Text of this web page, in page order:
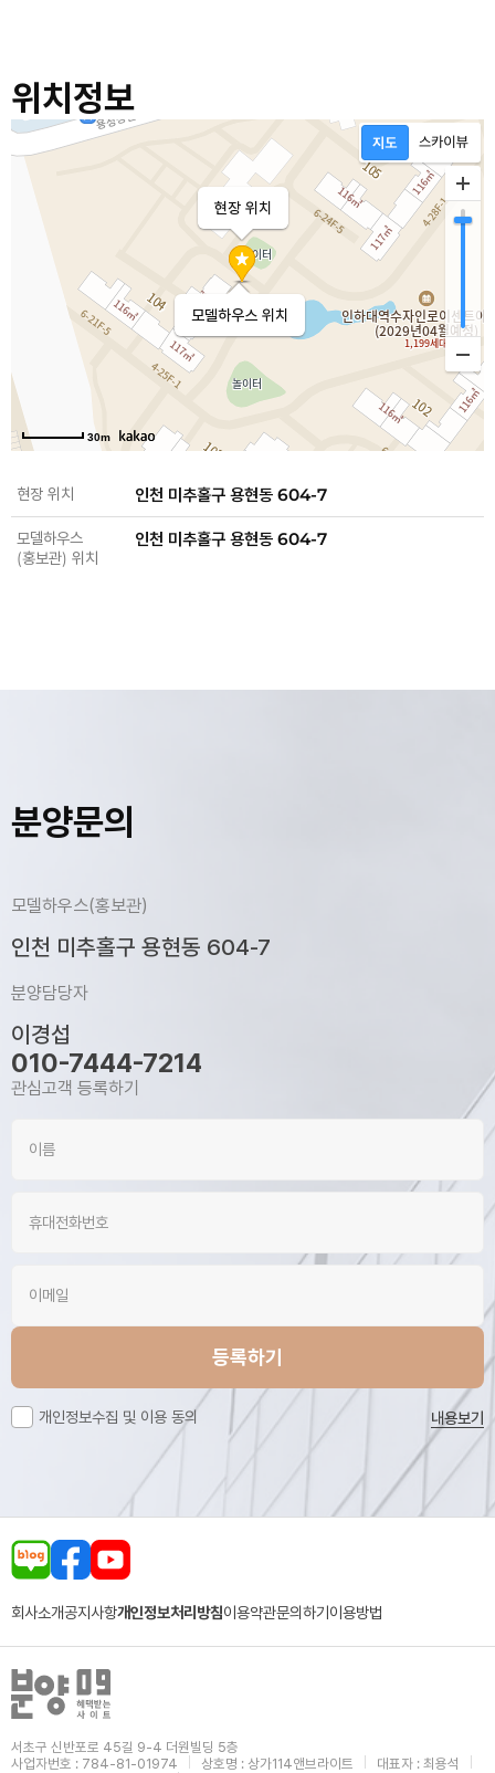
위치정보
현장 위치
모델하우스 위치
30m
현장 위치 인천 미추홀구 용현동 604-7
모델하우스
(홍보관) 위치
인천 미추홀구 용현동 604-7
분양문의
모델하우스(홍보관)
인천 미추홀구 용현동 604-7
분양담당자
이경섭
010-7444-7214
관심고객 등록하기
등록하기
개인정보수집 및 이용 동의 내용보기
회사소개공지사항개인정보처리방침이용약관문의하기이용방법
서초구 신반포로 45길 9-4 더원빌딩 5층
사업자번호 : 784-81-01974
상호명 : 상가114앤브라이트
대표자 : 최용석